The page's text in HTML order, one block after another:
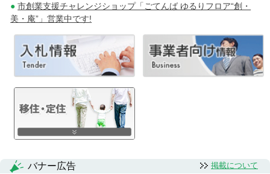
市創業支援チャレンジショップ「ごてんば ゆるりフロア“創・
美・庵”」営業中です!
バナー広告 掲載について